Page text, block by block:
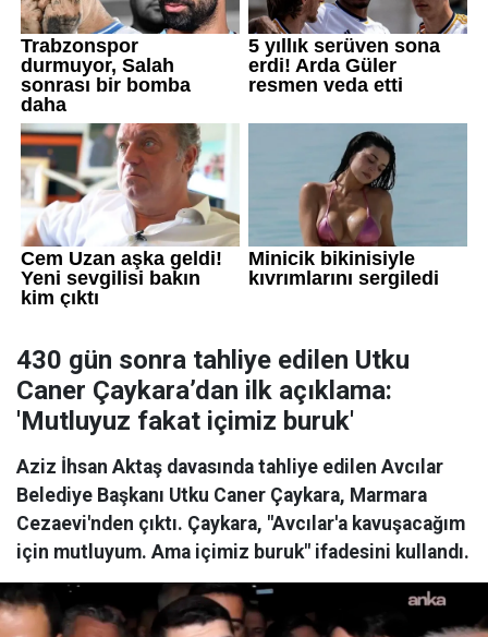
430 gün sonra tahliye edilen Utku
Caner Çaykara’dan ilk açıklama:
'Mutluyuz fakat içimiz buruk'
Aziz İhsan Aktaş davasında tahliye edilen Avcılar
Belediye Başkanı Utku Caner Çaykara, Marmara
Cezaevi'nden çıktı. Çaykara, "Avcılar'a kavuşacağım
için mutluyum. Ama içimiz buruk" ifadesini kullandı.